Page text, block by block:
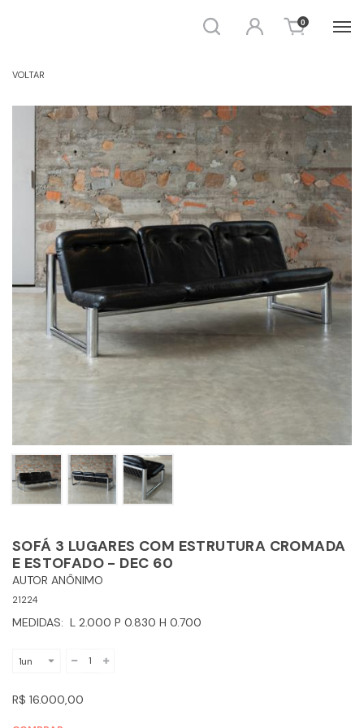
Busca Entrar 0
VOLTAR
SOFÁ 3 LUGARES COM ESTRUTURA CROMADA
E ESTOFADO - DEC 60
AUTOR ANÔNIMO
21224
MEDIDAS: L 2.000 P 0.830 H 0.700
R$ 16.000,00